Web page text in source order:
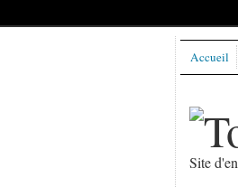
Site
Accueil